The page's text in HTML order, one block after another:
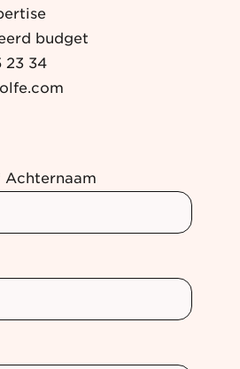
budget
23 34
Achternaam